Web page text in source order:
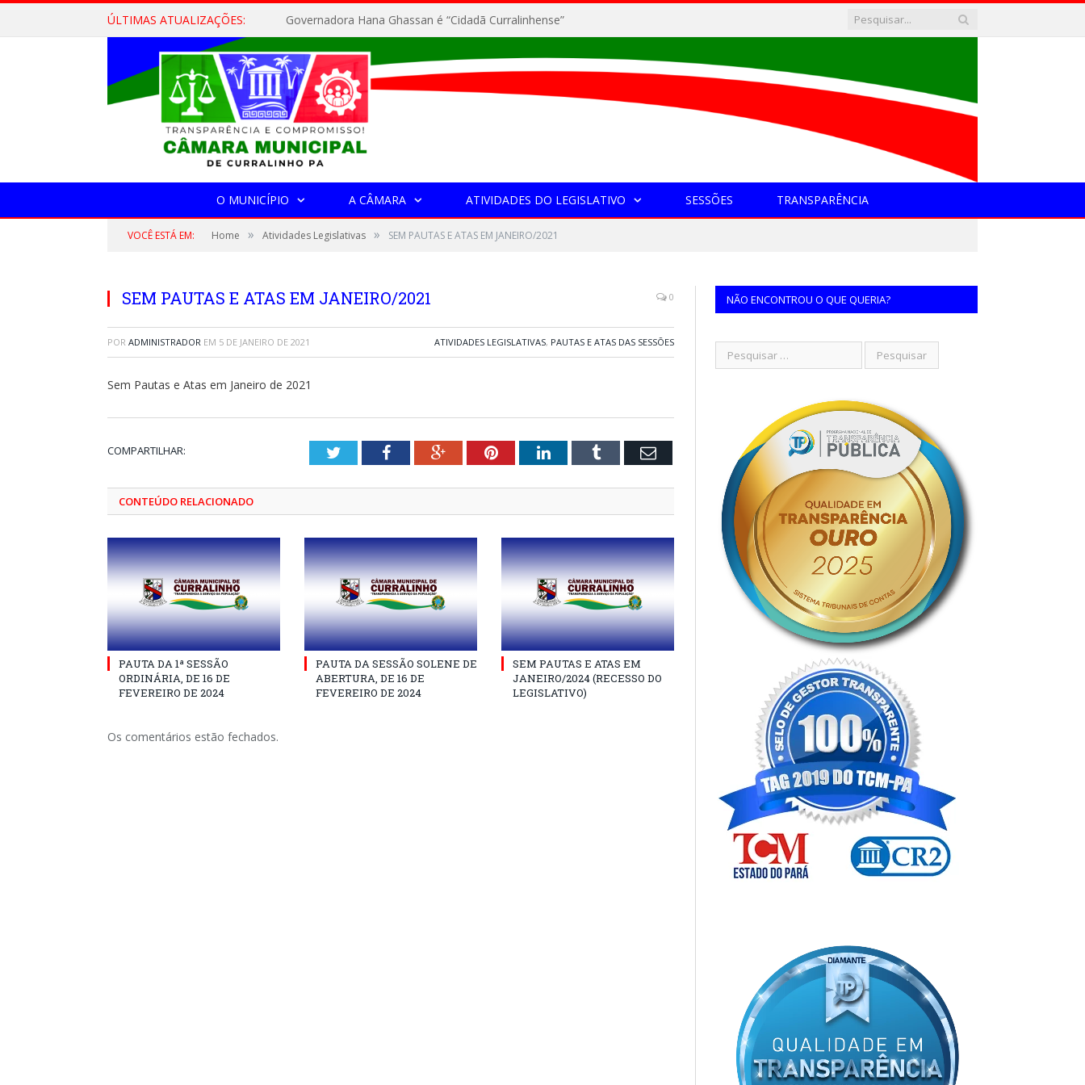
ÚLTIMAS ATUALIZAÇÕES: Governadora Hana Ghassan é “Cidadã Curralinhense”
O MUNICÍPIO A CÂMARA ATIVIDADES DO LEGISLATIVO SESSÕES TRANSPARÊNCIA
VOCÊ ESTÁ EM: Home » Atividades Legislativas » SEM PAUTAS E ATAS EM JANEIRO/2021
SEM PAUTAS E ATAS EM JANEIRO/2021 0
POR ADMINISTRADOR EM 5 DE JANEIRO DE 2021 ATIVIDADES LEGISLATIVAS, PAUTAS E ATAS DAS SESSÕES
Sem Pautas e Atas em Janeiro de 2021
COMPARTILHAR: TwitterFacebookGoogle+PinterestLinkedInTumblr Email
CONTEÚDO RELACIONADO
PAUTA DA 1ª SESSÃO
ORDINÁRIA, DE 16 DE
FEVEREIRO DE 2024
PAUTA DA SESSÃO SOLENE DE
ABERTURA, DE 16 DE
FEVEREIRO DE 2024
SEM PAUTAS E ATAS EM
JANEIRO/2024 (RECESSO DO
LEGISLATIVO)
Os comentários estão fechados.
NÃO ENCONTROU O QUE QUERIA?